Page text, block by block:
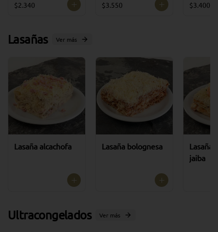
$2.340 $3.550 $3.400
Lasañas Ver más
Lasaña alcachofa Lasaña bolognesa
Lasaña
jaiba
Ultracongelados Ver más